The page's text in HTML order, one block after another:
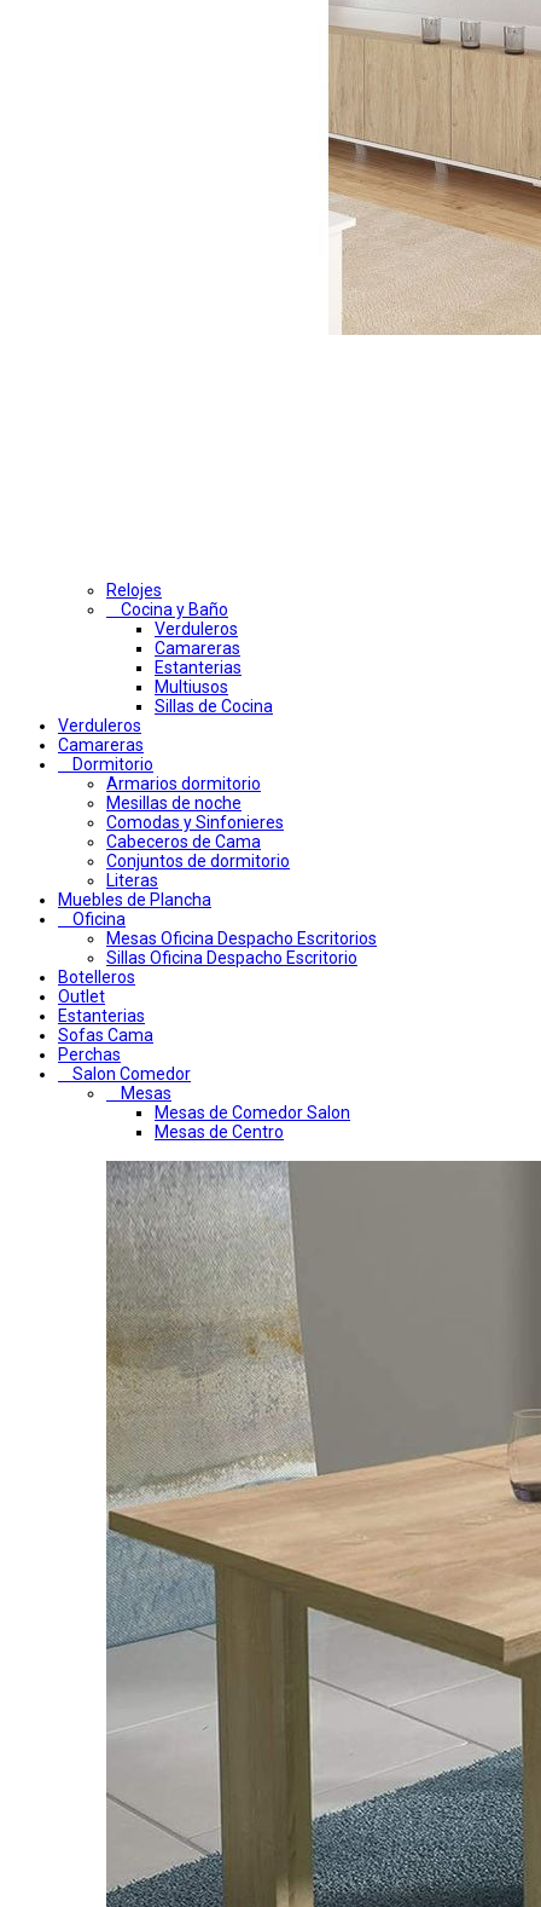
Relojes
Cocina y Baño
Verduleros
Camareras
Estanterias
Multiusos
Sillas de Cocina
Verduleros
Camareras
Dormitorio
Armarios dormitorio
Mesillas de noche
Comodas y Sinfonieres
Cabeceros de Cama
Conjuntos de dormitorio
Literas
Muebles de Plancha
Oficina
Mesas Oficina Despacho Escritorios
Sillas Oficina Despacho Escritorio
Botelleros
Outlet
Estanterias
Sofas Cama
Perchas
Salon Comedor
Mesas
Mesas de Comedor Salon
Mesas de Centro